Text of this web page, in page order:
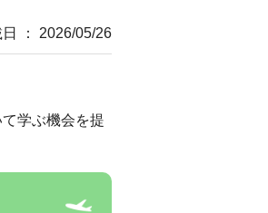
： 2026/05/26
学ぶ機会を提